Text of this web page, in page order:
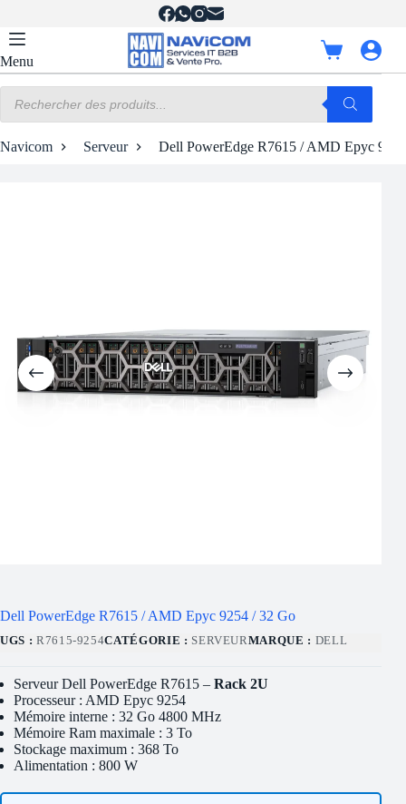
contenu
Menu
Panier
d’achat
produits
Navicom Serveur Dell PowerEdge R7615 / AMD Epyc
Dell PowerEdge R7615 / AMD Epyc 9254 / 32 Go
UGS : R7615-9254CATÉGORIE : SERVEURMARQUE : DELL
Serveur Dell PowerEdge R7615 – Rack 2U
Processeur : AMD Epyc 9254
Mémoire interne : 32 Go 4800 MHz
Mémoire Ram maximale : 3 To
Stockage maximum : 368 To
Alimentation : 800 W